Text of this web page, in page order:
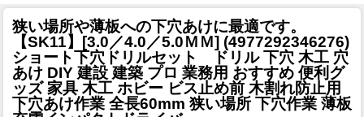
狭い場所や薄板への下穴あけに最適です。
【SK11】[3.0／4.0／5.0ＭＭ] (4977292346276)
ショート下穴ドリルセット ドリル 下穴 木工 穴
あけ DIY 建設 建築 プロ 業務用 おすすめ 便利グ
ッズ 家具 木工 ホビー ビス止め前 木割れ防止用
下穴あけ作業 全長60mm 狭い場所 下穴作業 薄板